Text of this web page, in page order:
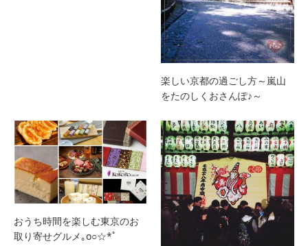
楽しい京都の過ごし方～嵐山
をたのしくおさんぽ♪～
おうち時間を楽しむ東京のお
取り寄せグルメ｡o○☆*ﾟ